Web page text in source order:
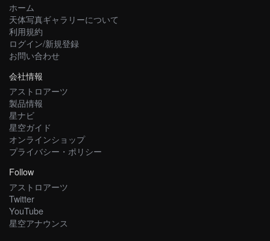
ホーム
天体写真ギャラリーについて
利用規約
ログイン/新規登録
お問い合わせ
会社情報
アストロアーツ
製品情報
星ナビ
星空ガイド
オンラインショップ
プライバシー・ポリシー
Follow
アストロアーツ
Twitter
YouTube
星空アナウンス